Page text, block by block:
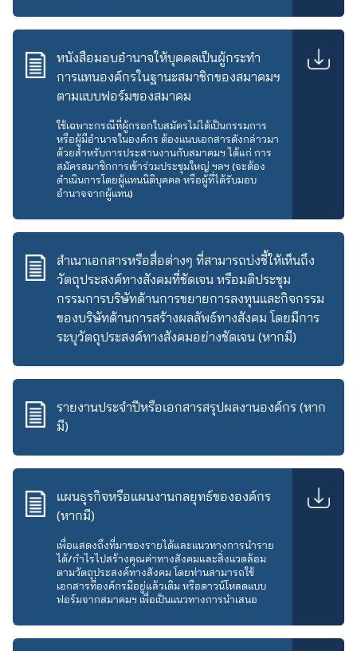
หนังสือมอบอำนาจให้บุคคลเป็นผู้กระทำ
การแทนองค์กรในฐานะสมาชิกของสมาคมฯ
ตามแบบฟอร์มของสมาคม
ใช้เฉพาะกรณีที่ผู้กรอกใบสมัครไม่ได้เป็นกรรมการ
หรือผู้มีอำนาจในองค์กร ต้องแนบเอกสารดังกล่าวมา
ด้วยสำหรับการประสานงานกับสมาคมฯ ได้แก่ การ
สมัครสมาชิกการเข้าร่วมประชุมใหญ่ ฯลฯ (จะต้อง
ดำเนินการโดยผู้แทนนิติบุคคล หรือผู้ที่ได้รับมอบ
อำนาจจากผู้แทน)
สำเนาเอกสารหรือสื่อต่างๆ ที่สามารถบ่งชี้ให้เห็นถึง
วัตถุประสงค์ทางสังคมที่ชัดเจน หรือมติประชุม
กรรมการบริษัทด้านการขยายการลงทุนและกิจกรรม
ของบริษัทด้านการสร้างผลลัพธ์ทางสังคม โดยมีการ
ระบุวัตถุประสงค์ทางสังคมอย่างชัดเจน (หากมี)
รายงานประจำปีหรือเอกสารสรุปผลงานองค์กร (หาก
มี)
แผนธุรกิจหรือแผนงานกลยุทธ์ขององค์กร
(หากมี)
เพื่อแสดงถึงที่มาของรายได้และแนวทางการนำราย
ได้/กำไรไปสร้างคุณค่าทางสังคมและสิ่งแวดล้อม
ตามวัตถุประสงค์ทางสังคม โดยท่านสามารถใช้
เอกสารที่องค์กรมีอยู่แล้วเดิม หรือดาวน์โหลดแบบ
ฟอร์มจากสมาคมฯ เพื่อเป็นแนวทางการนำเสนอ